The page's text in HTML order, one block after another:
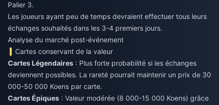
Palier 3.
Les joueurs ayant peu de temps devraient effectuer tous leurs
échanges souhaités dans les 3-4 premiers jours.
Analyse du marché post-événement
Cartes conservant de la valeur
Cartes Légendaires : Plus forte probabilité si les échanges
deviennent possibles. La rareté pourrait maintenir un prix de 30
000-50 000 Koens par carte.
Cartes Épiques : Valeur modérée (8 000-15 000 Koens) grâce